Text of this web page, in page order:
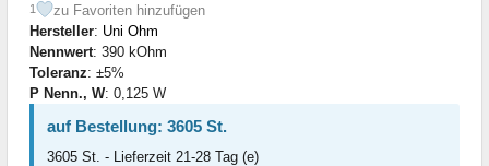
1
zu Favoriten hinzufügen
Hersteller: Uni Ohm
Nennwert: 390 kOhm
Toleranz: ±5%
P Nenn., W: 0,125 W
auf Bestellung: 3605 St.
3605 St. - Lieferzeit 21-28 Tag (e)